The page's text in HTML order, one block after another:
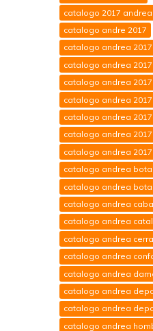
catalogo 2017 andrea
catalogo andre 2017
catalogo andrea
catalogo andrea
catalogo andrea
catalogo andrea
catalogo andrea
catalogo andrea
catalogo andrea
catalogo andrea
catalogo andrea
catalogo andrea
catalogo andrea
catalogo andrea
catalogo andrea
catalogo andrea
catalogo andrea
catalogo andrea
catalogo andrea